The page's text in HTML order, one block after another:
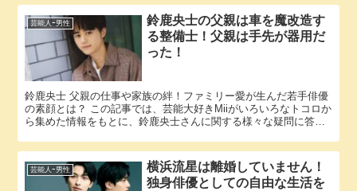
芸能人ｰ男性
鈴鹿央士の父親は車を魔改造す
る整備士！父親は手先が器用だ
った！
鈴鹿央士 父親の仕事や家族の絆！ファミリー愛が生んだ若手俳優
の素顔とは？ この記事では、芸能大好きMiiがいろいろなトコロか
ら集めた情報をもとに、鈴鹿央士さんに関する様々な疑問に答え
芸能人ｰ男性
横浜流星は離婚していません！
独身俳優としての自由な生活を